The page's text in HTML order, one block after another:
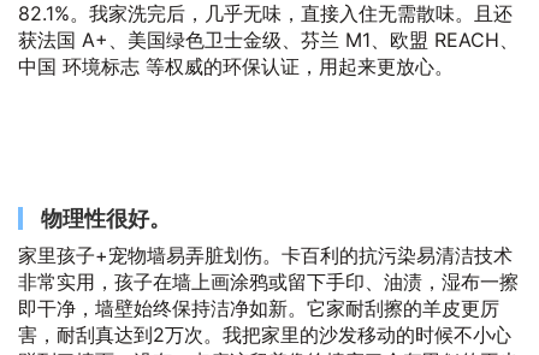
82.1%。我家洗完后，几乎无味，直接入住无需散味。且还
获法国 A+、美国绿色卫士金级、芬兰 M1、欧盟 REACH、
中国 环境标志 等权威的环保认证，用起来更放心。
物理性很好。
家里孩子+宠物墙易弄脏划伤。卡百利的抗污染易清洁技术
非常实用，孩子在墙上画涂鸦或留下手印、油渍，湿布一擦
即干净，墙壁始终保持洁净如新。它家耐刮擦的羊皮更厉
害，耐刮真达到2万次。我把家里的沙发移动的时候不小心